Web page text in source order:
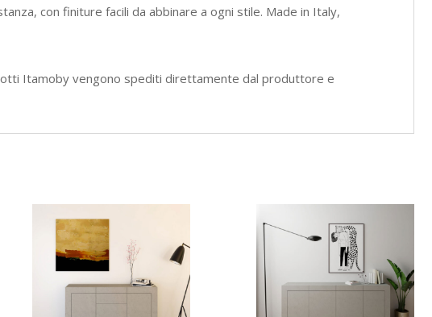
con finiture facili da abbinare a ogni stile. Made in Italy,
Itamoby vengono spediti direttamente dal produttore e